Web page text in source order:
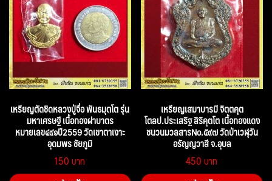
เหรียญตัดชิดหลวงปู่จื่อ พันธมุตโต รุ่น
มหาเศรษฐี เนื้อทองฝาบาตร
หมายเลข๔๙๑ปี2559 วัดเขาตาเงาะ
อุดมพร ชัยภูมิ
150
เหรียญเสมาบารมี จิตตคุต
โตลป.ประเสริฐ สิริคุตโต เนื้อทองแดง
ชนวนมวลสารNo.๕๙๗ วัดป่าเวฬุวัน
อรัญญวาสี จ.อุบล
450